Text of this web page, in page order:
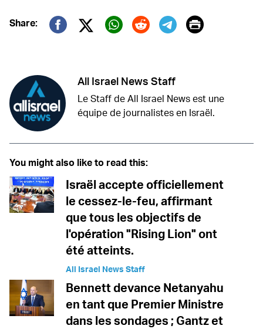
Share:
Twitter (X)
Print
All Israel News Staff
Le Staff de All Israel News est une
équipe de journalistes en Israël.
You might also like to read this:
Israël accepte officiellement
le cessez-le-feu, affirmant
que tous les objectifs de
l'opération "Rising Lion" ont
été atteints.
All Israel News Staff
Bennett devance Netanyahu
en tant que Premier Ministre
dans les sondages ; Gantz et